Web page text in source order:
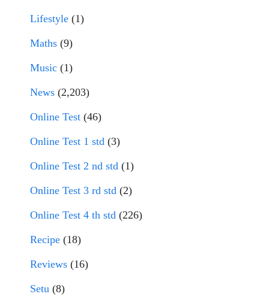
Lifestyle (1)
Maths (9)
Music (1)
News (2,203)
Online Test (46)
Online Test 1 std (3)
Online Test 2 nd std (1)
Online Test 3 rd std (2)
Online Test 4 th std (226)
Recipe (18)
Reviews (16)
Setu (8)